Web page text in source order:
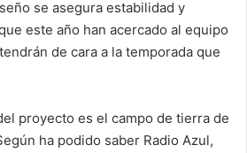
se asegura estabilidad y
este año han acercado al equipo
de cara a la temporada que
proyecto es el campo de tierra de
ha podido saber Radio Azul,